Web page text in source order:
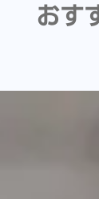
おす